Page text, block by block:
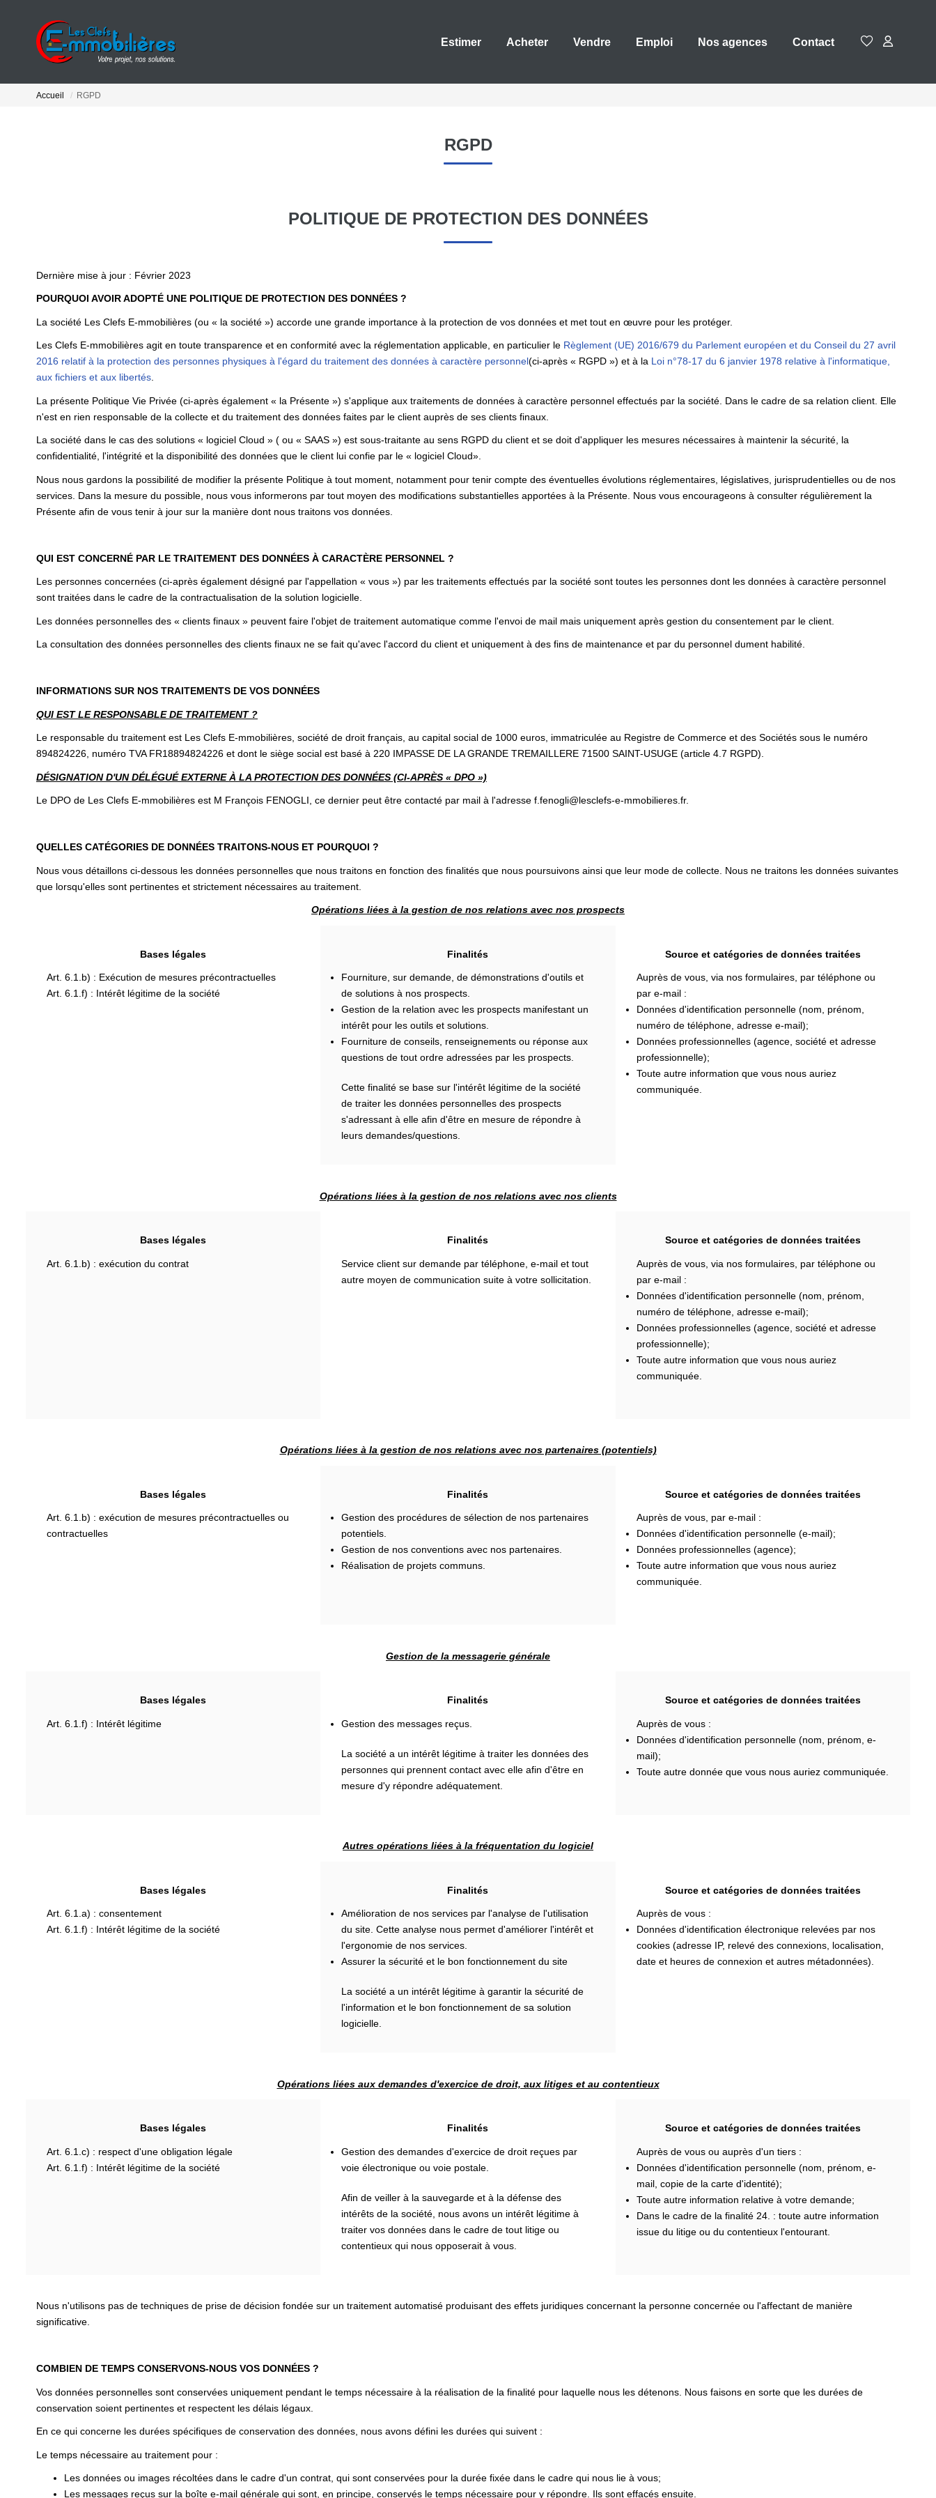
Estimer Acheter Vendre Emploi Nos agences Contact
Accueil RGPD
RGPD
POLITIQUE DE PROTECTION DES DONNÉES
Dernière mise à jour : Février 2023
POURQUOI AVOIR ADOPTÉ UNE POLITIQUE DE PROTECTION DES DONNÉES ?
La société Les Clefs E-mmobilières (ou « la société ») accorde une grande importance à la protection de vos données et met tout en œuvre pour les protéger.
Les Clefs E-mmobilières agit en toute transparence et en conformité avec la réglementation applicable, en particulier le Règlement (UE) 2016/679 du Parlement européen et du Conseil du 27 avril
2016 relatif à la protection des personnes physiques à l'égard du traitement des données à caractère personnel(ci-après « RGPD ») et à la Loi n°78-17 du 6 janvier 1978 relative à l'informatique,
aux fichiers et aux libertés
La présente Politique Vie Privée (ci-après également « la Présente ») s'applique aux traitements de données à caractère personnel effectués par la société. Dans le cadre de sa relation client. Elle
n'est en rien responsable de la collecte et du traitement des données faites par le client auprès de ses clients finaux.
La société dans le cas des solutions « logiciel Cloud » ( ou « SAAS ») est sous-traitante au sens RGPD du client et se doit d'appliquer les mesures nécessaires à maintenir la sécurité, la
confidentialité, l'intégrité et la disponibilité des données que le client lui confie par le « logiciel Cloud».
Nous nous gardons la possibilité de modifier la présente Politique à tout moment, notamment pour tenir compte des éventuelles évolutions réglementaires, législatives, jurisprudentielles ou de nos
services. Dans la mesure du possible, nous vous informerons par tout moyen des modifications substantielles apportées à la Présente. Nous vous encourageons à consulter régulièrement la
Présente afin de vous tenir à jour sur la manière dont nous traitons vos données.
QUI EST CONCERNÉ PAR LE TRAITEMENT DES DONNÉES À CARACTÈRE PERSONNEL ?
Les personnes concernées (ci-après également désigné par l'appellation « vous ») par les traitements effectués par la société sont toutes les personnes dont les données à caractère personnel
sont traitées dans le cadre de la contractualisation de la solution logicielle.
Les données personnelles des « clients finaux » peuvent faire l'objet de traitement automatique comme l'envoi de mail mais uniquement après gestion du consentement par le client.
La consultation des données personnelles des clients finaux ne se fait qu'avec l'accord du client et uniquement à des fins de maintenance et par du personnel dument habilité.
INFORMATIONS SUR NOS TRAITEMENTS DE VOS DONNÉES
QUI EST LE RESPONSABLE DE TRAITEMENT ?
Le responsable du traitement est Les Clefs E-mmobilières, société de droit français, au capital social de 1000 euros, immatriculée au Registre de Commerce et des Sociétés sous le numéro
894824226, numéro TVA FR18894824226 et dont le siège social est basé à 220 IMPASSE DE LA GRANDE TREMAILLERE 71500 SAINT-USUGE (article 4.7 RGPD).
DÉSIGNATION D'UN DÉLÉGUÉ EXTERNE À LA PROTECTION DES DONNÉES (CI-APRÈS « DPO »)
Le DPO de Les Clefs E-mmobilières est M François FENOGLI, ce dernier peut être contacté par mail à l'adresse f.fenogli@lesclefs-e-mmobilieres.fr.
QUELLES CATÉGORIES DE DONNÉES TRAITONS-NOUS ET POURQUOI ?
Nous vous détaillons ci-dessous les données personnelles que nous traitons en fonction des finalités que nous poursuivons ainsi que leur mode de collecte. Nous ne traitons les données suivantes
que lorsqu'elles sont pertinentes et strictement nécessaires au traitement.
Opérations liées à la gestion de nos relations avec nos prospects
Bases légales
Art. 6.1.b) : Exécution de mesures précontractuelles
Art. 6.1.f) : Intérêt légitime de la société
Finalités
Fourniture, sur demande, de démonstrations d'outils et
de solutions à nos prospects.
Gestion de la relation avec les prospects manifestant un
intérêt pour les outils et solutions.
Fourniture de conseils, renseignements ou réponse aux
questions de tout ordre adressées par les prospects.
Cette finalité se base sur l'intérêt légitime de la société
de traiter les données personnelles des prospects
s'adressant à elle afin d'être en mesure de répondre à
leurs demandes/questions.
Source et catégories de données traitées
Auprès de vous, via nos formulaires, par téléphone ou
par e-mail :
Données d'identification personnelle (nom, prénom,
numéro de téléphone, adresse e-mail);
Données professionnelles (agence, société et adresse
professionnelle);
Toute autre information que vous nous auriez
communiquée.
Opérations liées à la gestion de nos relations avec nos clients
Bases légales
Art. 6.1.b) : exécution du contrat
Finalités
Service client sur demande par téléphone, e-mail et tout
autre moyen de communication suite à votre sollicitation.
Source et catégories de données traitées
Auprès de vous, via nos formulaires, par téléphone ou
par e-mail :
Données d'identification personnelle (nom, prénom,
numéro de téléphone, adresse e-mail);
Données professionnelles (agence, société et adresse
professionnelle);
Toute autre information que vous nous auriez
communiquée.
Opérations liées à la gestion de nos relations avec nos partenaires (potentiels)
Bases légales
Art. 6.1.b) : exécution de mesures précontractuelles ou
contractuelles
Finalités
Gestion des procédures de sélection de nos partenaires
potentiels.
Gestion de nos conventions avec nos partenaires.
Réalisation de projets communs.
Source et catégories de données traitées
Auprès de vous, par e-mail :
Données d'identification personnelle (e-mail);
Données professionnelles (agence);
Toute autre information que vous nous auriez
communiquée.
Gestion de la messagerie générale
Bases légales
Art. 6.1.f) : Intérêt légitime
Finalités
Gestion des messages reçus.
La société a un intérêt légitime à traiter les données des
personnes qui prennent contact avec elle afin d'être en
mesure d'y répondre adéquatement.
Source et catégories de données traitées
Auprès de vous :
Données d'identification personnelle (nom, prénom, e-
mail);
Toute autre donnée que vous nous auriez communiquée.
Autres opérations liées à la fréquentation du logiciel
Bases légales
Art. 6.1.a) : consentement
Art. 6.1.f) : Intérêt légitime de la société
Finalités
Amélioration de nos services par l'analyse de l'utilisation
du site. Cette analyse nous permet d'améliorer l'intérêt et
l'ergonomie de nos services.
Assurer la sécurité et le bon fonctionnement du site
La société a un intérêt légitime à garantir la sécurité de
l'information et le bon fonctionnement de sa solution
logicielle.
Source et catégories de données traitées
Auprès de vous :
Données d'identification électronique relevées par nos
cookies (adresse IP, relevé des connexions, localisation,
date et heures de connexion et autres métadonnées).
Opérations liées aux demandes d'exercice de droit, aux litiges et au contentieux
Bases légales
Art. 6.1.c) : respect d'une obligation légale
Art. 6.1.f) : Intérêt légitime de la société
Finalités
Gestion des demandes d'exercice de droit reçues par
voie électronique ou voie postale.
Afin de veiller à la sauvegarde et à la défense des
intérêts de la société, nous avons un intérêt légitime à
traiter vos données dans le cadre de tout litige ou
contentieux qui nous opposerait à vous.
Source et catégories de données traitées
Auprès de vous ou auprès d'un tiers :
Données d'identification personnelle (nom, prénom, e-
mail, copie de la carte d'identité);
Toute autre information relative à votre demande;
Dans le cadre de la finalité 24. : toute autre information
issue du litige ou du contentieux l'entourant.
Nous n'utilisons pas de techniques de prise de décision fondée sur un traitement automatisé produisant des effets juridiques concernant la personne concernée ou l'affectant de manière
significative.
COMBIEN DE TEMPS CONSERVONS-NOUS VOS DONNÉES ?
Vos données personnelles sont conservées uniquement pendant le temps nécessaire à la réalisation de la finalité pour laquelle nous les détenons. Nous faisons en sorte que les durées de
conservation soient pertinentes et respectent les délais légaux.
En ce qui concerne les durées spécifiques de conservation des données, nous avons défini les durées qui suivent :
Le temps nécessaire au traitement pour :
Les données ou images récoltées dans le cadre d'un contrat, qui sont conservées pour la durée fixée dans le cadre qui nous lie à vous;
Les messages reçus sur la boîte e-mail générale qui sont, en principe, conservés le temps nécessaire pour y répondre. Ils sont effacés ensuite.